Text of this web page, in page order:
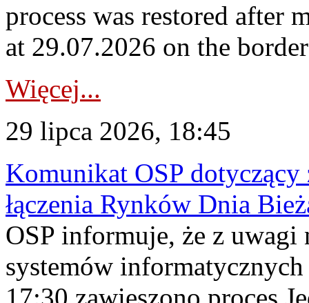
process was restored after
at 29.07.2026 on the
Więcej...
29 lipca 2026, 18:45
Komunikat OSP dotyczący
łączenia Rynków Dnia
OSP informuje, że z uwagi
systemów